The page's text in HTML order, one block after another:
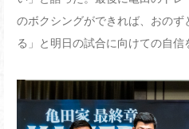
のボクシングができれば、おの
る」と明日の試合に向けての自信